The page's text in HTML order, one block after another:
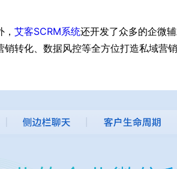
艾客SCRM系统还开发了众多的企微
销转化、数据风控等全方位打造私域营